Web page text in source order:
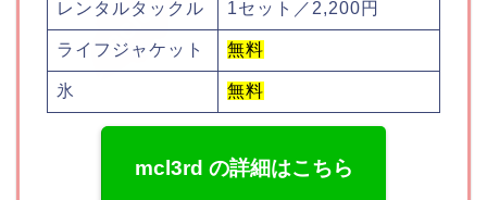
レンタルタックル 1セット／2,200円
ライフジャケット 無料
氷 無料
mcl3rd の詳細はこちら